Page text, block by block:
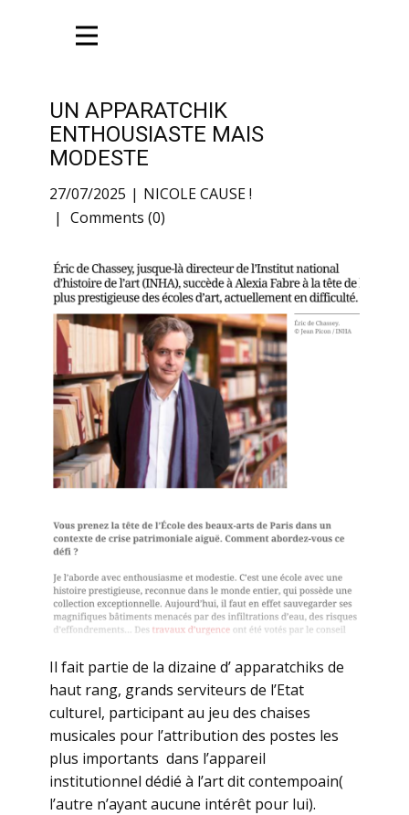
UN APPARATCHIK
ENTHOUSIASTE MAIS
MODESTE
27/07/2025
NICOLE CAUSE !
Comments (0)
Il fait partie de la dizaine d’ apparatchiks de
haut rang, grands serviteurs de l’Etat
culturel, participant au jeu des chaises
musicales pour l’attribution des postes les
plus importants dans l’appareil
institutionnel dédié à l’art dit contempoain(
l’autre n’ayant aucune intérêt pour lui).